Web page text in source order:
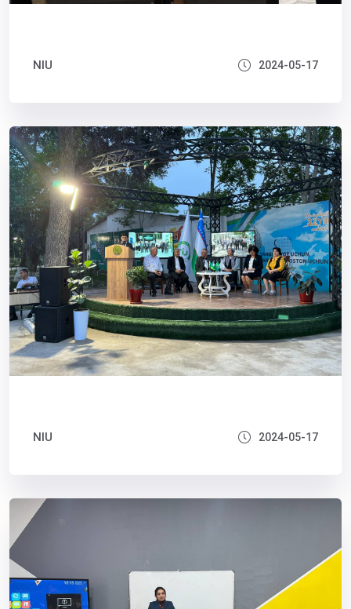
NIU 2024-05-17
NIU 2024-05-17